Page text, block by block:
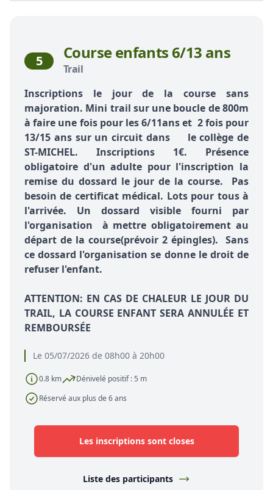
Le 05/07/2026 de 08h00 à 20h00
0.8 km
Dénivelé positif : 5 m
Réservé aux plus de 6 ans
5 Course enfants 6/13 ans
Trail
Inscriptions le jour de la course sans
majoration. Mini trail sur une boucle de 800m
à faire une fois pour les 6/11ans et 2 fois pour
13/15 ans sur un circuit dans le collège de
ST-MICHEL. Inscriptions 1€. Présence
obligatoire d'un adulte pour l'inscription la
remise du dossard le jour de la course. Pas
besoin de certificat médical. Lots pour tous à
l'arrivée. Un dossard visible fourni par
l'organisation à mettre obligatoirement au
départ de la course(prévoir 2 épingles). Sans
ce dossard l'organisation se donne le droit de
refuser l'enfant.
ATTENTION: EN CAS DE CHALEUR LE JOUR DU
TRAIL, LA COURSE ENFANT SERA ANNULÉE ET
REMBOURSÉE
Les inscriptions sont closes
Liste des participants